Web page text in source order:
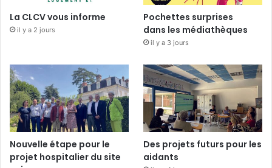
La CLCV vous informe
il y a 2 jours
Pochettes surprises
dans les médiathèques
il y a 3 jours
Nouvelle étape pour le
projet hospitalier du site
Des projets futurs pour les
aidants